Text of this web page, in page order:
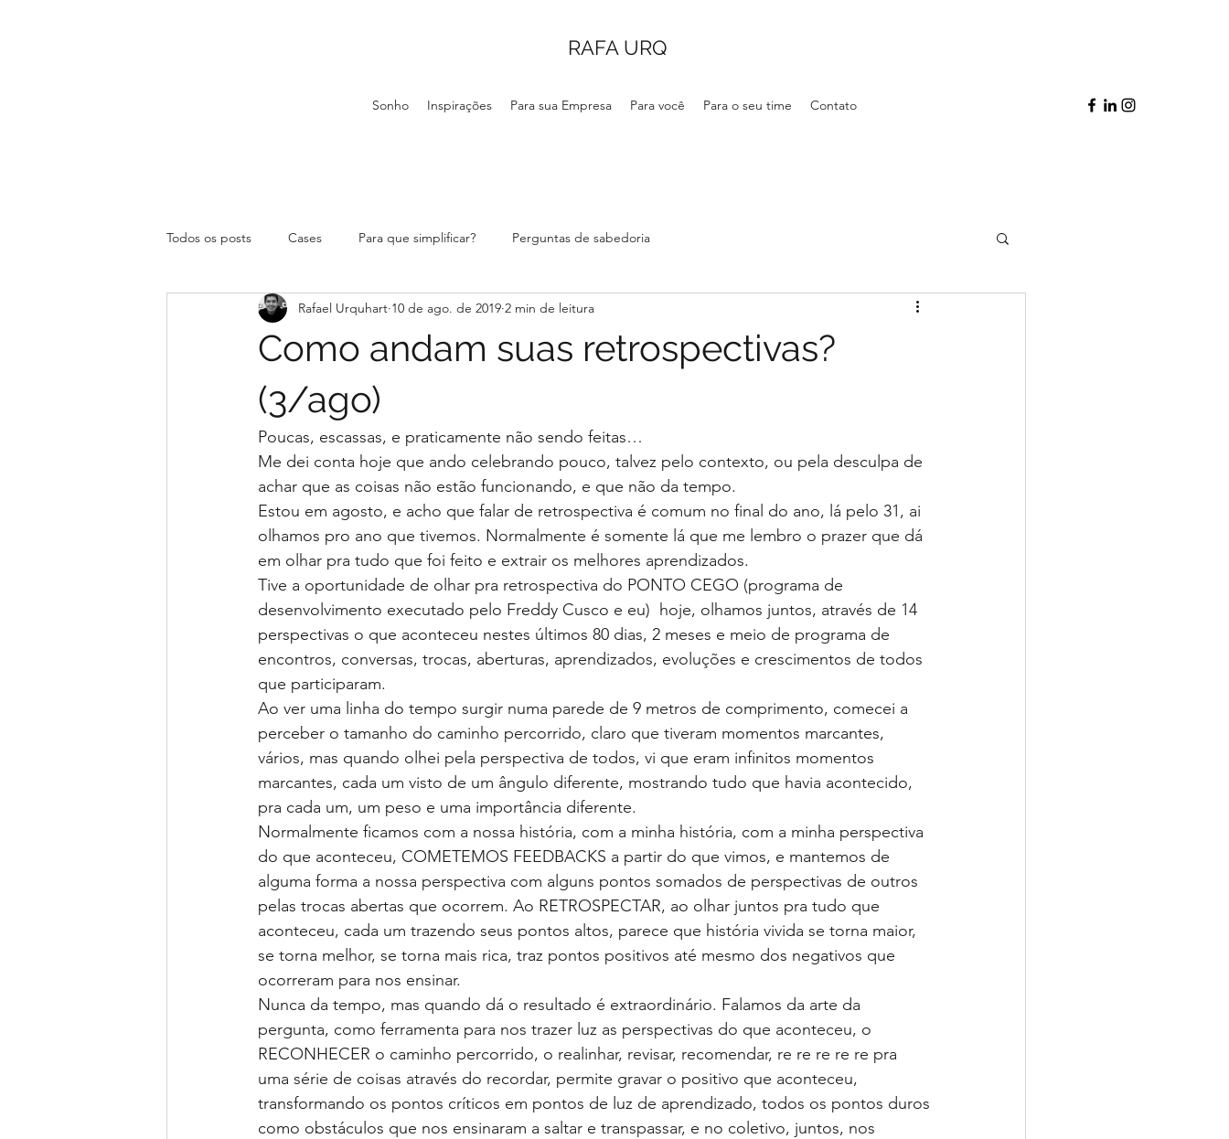
RAFA URQ
Sonho Inspirações Para sua Empresa Para você Para o seu time Contato
Todos os posts Cases Para que simplificar? Perguntas de sabedoria
Como andam suas retrospectivas?
(3/ago)
Rafael Urquhart 10 de ago. de 2019 2 min de leitura
Poucas, escassas, e praticamente não sendo feitas…
Me dei conta hoje que ando celebrando pouco, talvez pelo contexto, ou pela desculpa de
achar que as coisas não estão funcionando, e que não da tempo.
Estou em agosto, e acho que falar de retrospectiva é comum no final do ano, lá pelo 31, ai
olhamos pro ano que tivemos. Normalmente é somente lá que me lembro o prazer que dá
em olhar pra tudo que foi feito e extrair os melhores aprendizados.
Tive a oportunidade de olhar pra retrospectiva do PONTO CEGO (programa de
desenvolvimento executado pelo Freddy Cusco e eu)  hoje, olhamos juntos, através de 14
perspectivas o que aconteceu nestes últimos 80 dias, 2 meses e meio de programa de
encontros, conversas, trocas, aberturas, aprendizados, evoluções e crescimentos de todos
que participaram.
Ao ver uma linha do tempo surgir numa parede de 9 metros de comprimento, comecei a
perceber o tamanho do caminho percorrido, claro que tiveram momentos marcantes,
vários, mas quando olhei pela perspectiva de todos, vi que eram infinitos momentos
marcantes, cada um visto de um ângulo diferente, mostrando tudo que havia acontecido,
pra cada um, um peso e uma importância diferente.
Normalmente ficamos com a nossa história, com a minha história, com a minha perspectiva
do que aconteceu, COMETEMOS FEEDBACKS a partir do que vimos, e mantemos de
alguma forma a nossa perspectiva com alguns pontos somados de perspectivas de outros
pelas trocas abertas que ocorrem. Ao RETROSPECTAR, ao olhar juntos pra tudo que
aconteceu, cada um trazendo seus pontos altos, parece que história vivida se torna maior,
se torna melhor, se torna mais rica, traz pontos positivos até mesmo dos negativos que
ocorreram para nos ensinar.
Nunca da tempo, mas quando dá o resultado é extraordinário. Falamos da arte da
pergunta, como ferramenta para nos trazer luz as perspectivas do que aconteceu, o
RECONHECER o caminho percorrido, o realinhar, revisar, recomendar, re re re re re pra
uma série de coisas através do recordar, permite gravar o positivo que aconteceu,
transformando os pontos críticos em pontos de luz de aprendizado, todos os pontos duros
como obstáculos que nos ensinaram a saltar e transpassar, e no coletivo, juntos, nos